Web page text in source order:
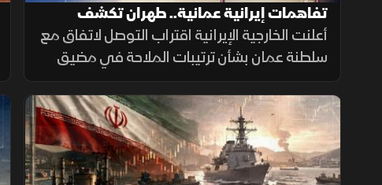
تفاهمات إيرانية عمانية.. طهران تكشف
تفاصيل اتفاق مضيق هرمز
أعلنت الخارجية الإيرانية اقتراب التوصل لاتفاق مع
سلطنة عمان بشأن ترتيبات الملاحة في مضيق
هرمز، مؤكدة أن فتح المضيق يبقى مشروطًا
بالتزام أميركا برفع العقوبات والإفراج عن الأصول
الإيرانية.